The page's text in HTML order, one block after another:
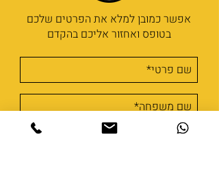
אפשר כמובן למלא את הפרטים שלכם
בטופס ואחזור אליכם בהקדם